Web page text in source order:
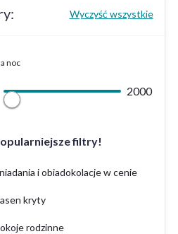
Wyczyść wszystkie
noc
2000
filtry!
i obiadokolacje w cenie
kryty
rodzinne